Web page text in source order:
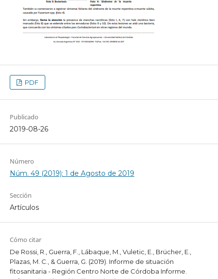
PDF
Publicado
2019-08-26
Número
Núm. 49 (2019): 1 de Agosto de 2019
Sección
Artículos
Cómo citar
De Rossi, R., Guerra, F., Lábaque, M., Vuletic, E., Brücher, E.,
Plazas, M. C., & Guerra, G. (2019). Informe de situación
fitosanitaria - Región Centro Norte de Córdoba Informe.